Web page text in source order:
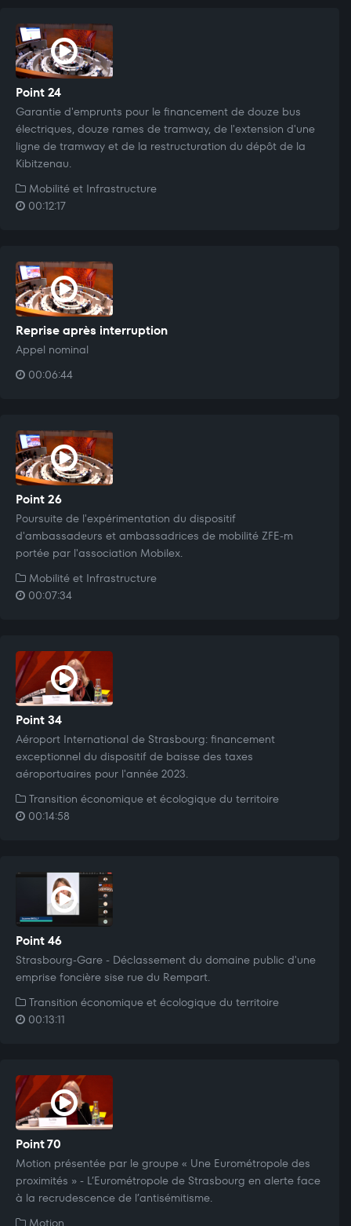
Point 24
Garantie d'emprunts pour le financement de douze bus
électriques, douze rames de tramway, de l'extension d'une
ligne de tramway et de la restructuration du dépôt de la
Kibitzenau.
Mobilité et Infrastructure
00:12:17
Reprise après interruption
Appel nominal
00:06:44
Point 26
Poursuite de l'expérimentation du dispositif
d'ambassadeurs et ambassadrices de mobilité ZFE-m
portée par l'association Mobilex.
Mobilité et Infrastructure
00:07:34
Point 34
Aéroport International de Strasbourg: financement
exceptionnel du dispositif de baisse des taxes
aéroportuaires pour l'année 2023.
Transition économique et écologique du territoire
00:14:58
Point 46
Strasbourg-Gare - Déclassement du domaine public d'une
emprise foncière sise rue du Rempart.
Transition économique et écologique du territoire
00:13:11
Point 70
Motion présentée par le groupe « Une Eurométropole des
proximités » - L’Eurométropole de Strasbourg en alerte face
à la recrudescence de l’antisémitisme.
Motion